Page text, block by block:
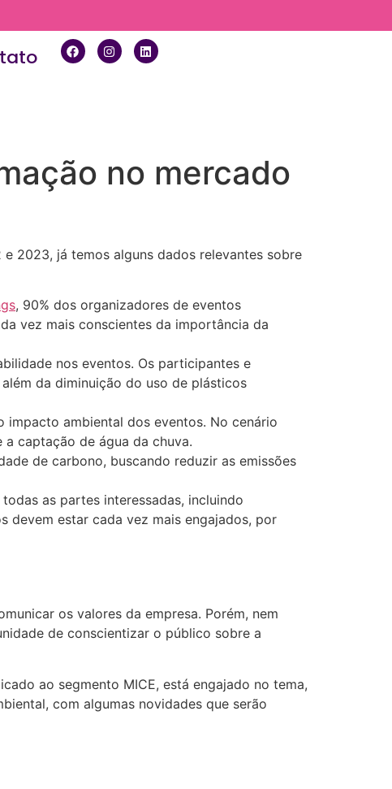
no mercado
2023, já temos alguns dados relevantes sobre
, 90% dos organizadores de eventos
vez mais conscientes da importância da
nos eventos. Os participantes e
da diminuição do uso de plásticos
impacto ambiental dos eventos. No cenário
captação de água da chuva.
de carbono, buscando reduzir as emissões
as partes interessadas, incluindo
devem estar cada vez mais engajados, por
os valores da empresa. Porém, nem
de conscientizar o público sobre a
ao segmento MICE, está engajado no tema,
com algumas novidades que serão